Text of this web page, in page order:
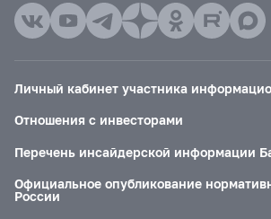
Личный кабинет участника
Отношения с инвесторами
Перечень инсайдерской информации
Официальное опубликование
России